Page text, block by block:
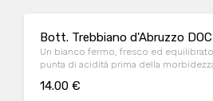
Bott. Trebbiano d'Abruzzo
Un bianco fermo, fresco ed
punta di acidità prima della
14.00 €